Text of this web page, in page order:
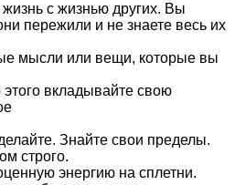
с жизнью других. Вы
пережили и не знаете весь их
мысли или вещи, которые вы
вкладывайте свою
Знайте свои пределы.
строго.
энергию на сплетни.